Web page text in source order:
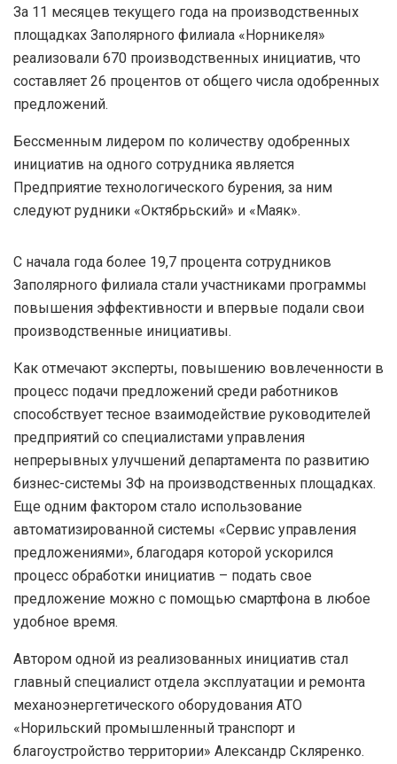
За 11 месяцев текущего года на производственных
площадках Заполярного филиала «Норникеля»
реализовали 670 производственных инициатив, что
составляет 26 процентов от общего числа одобренных
предложений.
Бессменным лидером по количеству одобренных
инициатив на одного сотрудника является
Предприятие технологического бурения, за ним
следуют рудники «Октябрьский» и «Маяк».
С начала года более 19,7 процента сотрудников
Заполярного филиала стали участниками программы
повышения эффективности и впервые подали свои
производственные инициативы.
Как отмечают эксперты, повышению вовлеченности в
процесс подачи предложений среди работников
способствует тесное взаимодействие руководителей
предприятий со специалистами управления
непрерывных улучшений департамента по развитию
бизнес-системы ЗФ на производственных площадках.
Еще одним фактором стало использование
автоматизированной системы «Сервис управления
предложениями», благодаря которой ускорился
процесс обработки инициатив – подать свое
предложение можно с помощью смартфона в любое
удобное время.
Автором одной из реализованных инициатив стал
главный специалист отдела эксплуатации и ремонта
механоэнергетического оборудования АТО
«Норильский промышленный транспорт и
благоустройство территории» Александр Скляренко.